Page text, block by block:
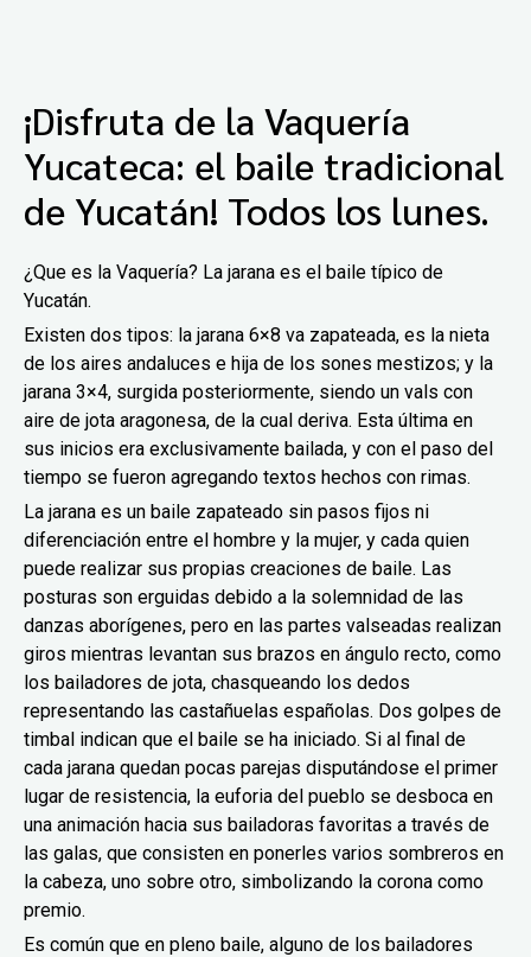
¡Disfruta de la Vaquería
Yucateca: el baile tradicional
de Yucatán! Todos los lunes.
¿Que es la Vaquería? La jarana es el baile típico de
Yucatán.
Existen dos tipos: la jarana 6×8 va zapateada, es la nieta
de los aires andaluces e hija de los sones mestizos; y la
jarana 3×4, surgida posteriormente, siendo un vals con
aire de jota aragonesa, de la cual deriva. Esta última en
sus inicios era exclusivamente bailada, y con el paso del
tiempo se fueron agregando textos hechos con rimas.
La jarana es un baile zapateado sin pasos fijos ni
diferenciación entre el hombre y la mujer, y cada quien
puede realizar sus propias creaciones de baile. Las
posturas son erguidas debido a la solemnidad de las
danzas aborígenes, pero en las partes valseadas realizan
giros mientras levantan sus brazos en ángulo recto, como
los bailadores de jota, chasqueando los dedos
representando las castañuelas españolas. Dos golpes de
timbal indican que el baile se ha iniciado. Si al final de
cada jarana quedan pocas parejas disputándose el primer
lugar de resistencia, la euforia del pueblo se desboca en
una animación hacia sus bailadoras favoritas a través de
las galas, que consisten en ponerles varios sombreros en
la cabeza, uno sobre otro, simbolizando la corona como
premio.
Es común que en pleno baile, alguno de los bailadores